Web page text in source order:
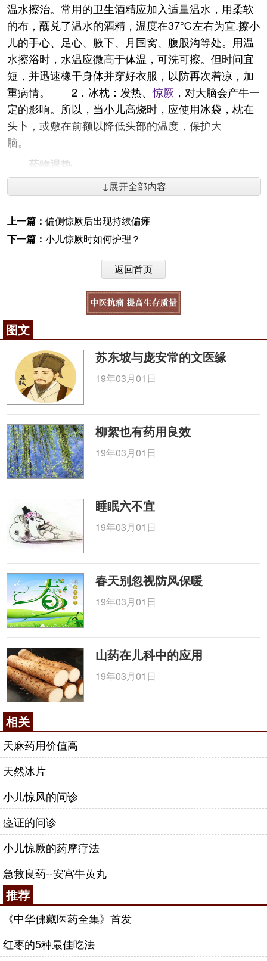
温水擦治。常用的卫生酒精应加入适量温水，用柔软
的布，蘸兑了温水的酒精，温度在37℃左右为宜.擦小
儿的手心、足心、腋下、月国窝、腹股沟等处。用温
水擦浴时，水温应微高于体温，可洗可擦。但时问宜
短，并迅速橡干身体并穿好衣服，以防再次着凉，加
重病情。 2．冰枕：发热、惊厥 ，对大脑会产牛一
定的影响。所以，当小儿高烧时，应使用冰袋，枕在
头卜，或敷在前额以降低头部的温度，保护大
脑。
药物退热
1．阿苯片：阿苯片又称阿鲁片，由2种药物组
镇静安神、止抽定惊的常用药。阿苯片适于l-5岁的小
儿。8-9个月的小儿服半片；1岁半服1片；3岁服1片
38.5℃以上才是适用症。若体温持续在38.5℃以上
小儿，只有在出汗以后，体温才会有所下降。 2．
中药牛黄
清热散、紫雪散、救急散均为退热定惊良
药，并具有副作用小的优点。可以在家庭中给高热患
儿服用。但此类药物为苦寒泻下之品，适用于有高
热、面红、口臭、大便秘结症状者。若虽有发热，但
大便不成形者，不宜使用。在应用时，应见效即止不
必服完。也就是说不可久服，久服会影响小儿食欲。
惊厥的患儿，禁食含有脂肪等厚味的食品，应以
素食流质为主。病情好转后，适当酌加富有营养的食
品，如鸡蛋、牛奶、藕粉等。根据季节变化，夏季时
给予西瓜汁、番茄汁口举汁，冬季可饮鲜橘水、苹果
泥。痰多时可予白萝卜汁，或荸荠汁。
咨询电话：
010-87876186
↓展开全部内容
上一篇： 偏侧惊厥后出现持续偏瘫
下一篇： 小儿惊厥时如何护理？
返回首页
图文
苏东坡与庞安常的文医缘
19年03月01日
柳絮也有药用良效
19年03月01日
睡眠六不宜
19年03月01日
春天别忽视防风保暖
19年03月01日
山药在儿科中的应用
19年03月01日
相关
天麻药用价值高
天然冰片
小儿惊风的问诊
痉证的问诊
小儿惊厥的药摩疗法
急救良药--安宫牛黄丸
推荐
《中华佛藏医药全集》首发
红枣的5种最佳吃法